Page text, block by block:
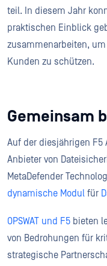
teil. In diesem Jahr
praktischen Einblick
zusammenarbeiten,
Kunden zu schützen.
Gemeinsam
Auf der diesjährigen F5
Anbieter von
MetaDefender
dynamische Modul für
OPSWAT und F5 bieten
von Bedrohungen für
strategische